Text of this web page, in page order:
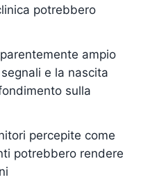
potrebbero
ampio
e la nascita
sulla
percepite come
potrebbero rendere